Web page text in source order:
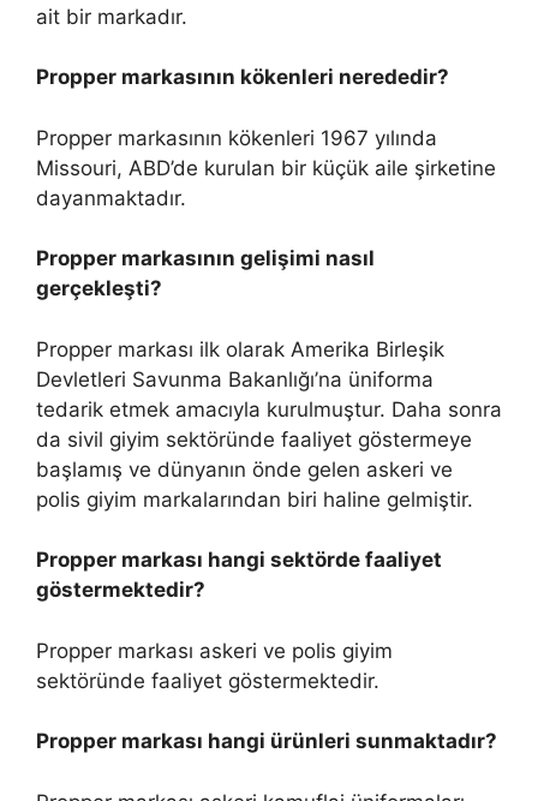
ait bir markadır.
Propper markasının kökenleri nerededir?
Propper markasının kökenleri 1967 yılında
Missouri, ABD’de kurulan bir küçük aile şirketine
dayanmaktadır.
Propper markasının gelişimi nasıl
gerçekleşti?
Propper markası ilk olarak Amerika Birleşik
Devletleri Savunma Bakanlığı’na üniforma
tedarik etmek amacıyla kurulmuştur. Daha sonra
da sivil giyim sektöründe faaliyet göstermeye
başlamış ve dünyanın önde gelen askeri ve
polis giyim markalarından biri haline gelmiştir.
Propper markası hangi sektörde faaliyet
göstermektedir?
Propper markası askeri ve polis giyim
sektöründe faaliyet göstermektedir.
Propper markası hangi ürünleri sunmaktadır?